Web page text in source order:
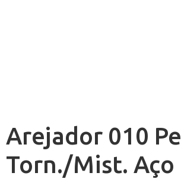
Arejador 010
Torn./Mist. Aço